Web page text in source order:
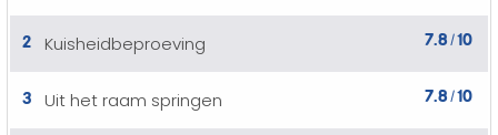
2 Kuisheidbeproeving 7.8 /10
3 Uit het raam springen 7.8/10